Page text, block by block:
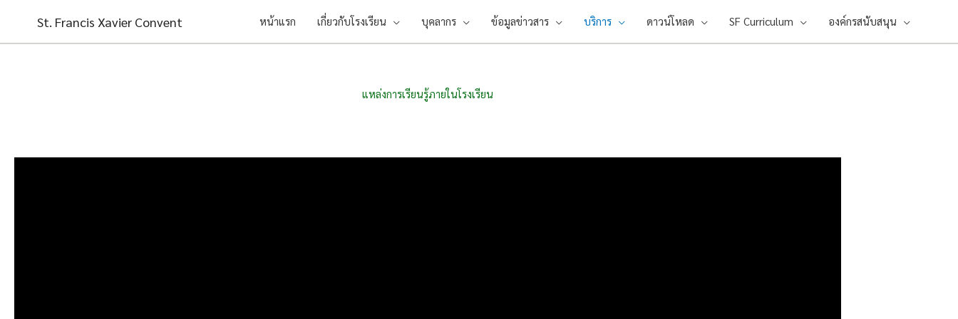
content
St. Francis Xavier Convent หน้าแรก เกี่ยวกับโรงเรียน บุคลากร ข้อมูลข่าวสาร บริการ ดาวน์โหลด SF Curriculum องค์กรสนับสนุน
แหล่งการเรียนรู้ภายในโรงเรียน